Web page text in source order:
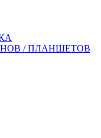
/ ПЛАНШЕТОВ